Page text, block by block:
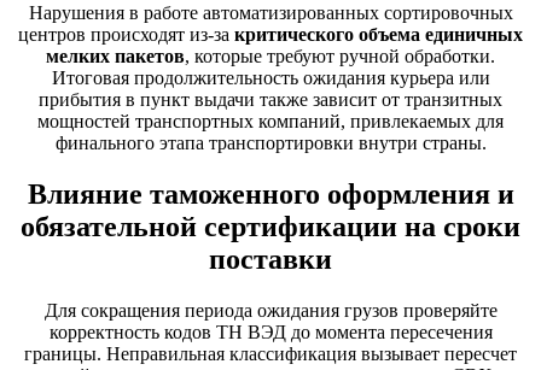
Нарушения в работе автоматизированных сортировочных
центров происходят из-за критического объема единичных
мелких пакетов, которые требуют ручной обработки.
Итоговая продолжительность ожидания курьера или
прибытия в пункт выдачи также зависит от транзитных
мощностей транспортных компаний, привлекаемых для
финального этапа транспортировки внутри страны.
Влияние таможенного оформления и
обязательной сертификации на сроки
поставки
Для сокращения периода ожидания грузов проверяйте
корректность кодов ТН ВЭД до момента пересечения
границы. Неправильная классификация вызывает пересчет